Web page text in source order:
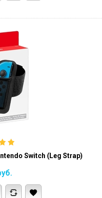
Switch (Leg Strap)